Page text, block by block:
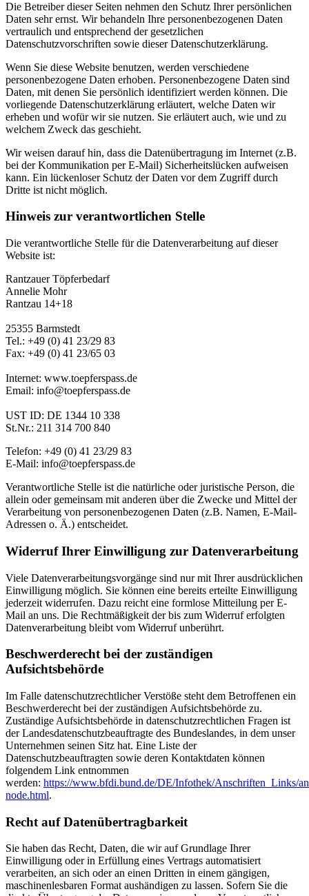
Die Betreiber dieser Seiten nehmen den Schutz Ihrer persönlichen
Daten sehr ernst. Wir behandeln Ihre personenbezogenen Daten
vertraulich und entsprechend der gesetzlichen
Datenschutzvorschriften sowie dieser Datenschutzerklärung.
Wenn Sie diese Website benutzen, werden verschiedene
personenbezogene Daten erhoben. Personenbezogene Daten sind
Daten, mit denen Sie persönlich identifiziert werden können. Die
vorliegende Datenschutzerklärung erläutert, welche Daten wir
erheben und wofür wir sie nutzen. Sie erläutert auch, wie und zu
welchem Zweck das geschieht.
Wir weisen darauf hin, dass die Datenübertragung im Internet (z.B.
bei der Kommunikation per E-Mail) Sicherheitslücken aufweisen
kann. Ein lückenloser Schutz der Daten vor dem Zugriff durch
Dritte ist nicht möglich.
Hinweis zur verantwortlichen Stelle
Die verantwortliche Stelle für die Datenverarbeitung auf dieser
Website ist:
Rantzauer Töpferbedarf
Annelie Mohr
Rantzau 14+18
25355 Barmstedt
Tel.: +49 (0) 41 23/29 83
Fax: +49 (0) 41 23/65 03
Internet: www.toepferspass.de
Email: info@toepferspass.de
UST ID: DE 1344 10 338
St.Nr.: 211 314 700 840
Telefon: +49 (0) 41 23/29 83
E-Mail: info@toepferspass.de
Verantwortliche Stelle ist die natürliche oder juristische Person, die
allein oder gemeinsam mit anderen über die Zwecke und Mittel der
Verarbeitung von personenbezogenen Daten (z.B. Namen, E-Mail-
Adressen o. Ä.) entscheidet.
Widerruf Ihrer Einwilligung zur Datenverarbeitung
Viele Datenverarbeitungsvorgänge sind nur mit Ihrer ausdrücklichen
Einwilligung möglich. Sie können eine bereits erteilte Einwilligung
jederzeit widerrufen. Dazu reicht eine formlose Mitteilung per E-
Mail an uns. Die Rechtmäßigkeit der bis zum Widerruf erfolgten
Datenverarbeitung bleibt vom Widerruf unberührt.
Beschwerderecht bei der zuständigen
Aufsichtsbehörde
Im Falle datenschutzrechtlicher Verstöße steht dem Betroffenen ein
Beschwerderecht bei der zuständigen Aufsichtsbehörde zu.
Zuständige Aufsichtsbehörde in datenschutzrechtlichen Fragen ist
der Landesdatenschutzbeauftragte des Bundeslandes, in dem unser
Unternehmen seinen Sitz hat. Eine Liste der
Datenschutzbeauftragten sowie deren Kontaktdaten können
folgendem Link entnommen
werden: https://www.bfdi.bund.de/DE/Infothek/Anschriften_Links/
node.html.
Recht auf Datenübertragbarkeit
Sie haben das Recht, Daten, die wir auf Grundlage Ihrer
Einwilligung oder in Erfüllung eines Vertrags automatisiert
verarbeiten, an sich oder an einen Dritten in einem gängigen,
maschinenlesbaren Format aushändigen zu lassen. Sofern Sie die